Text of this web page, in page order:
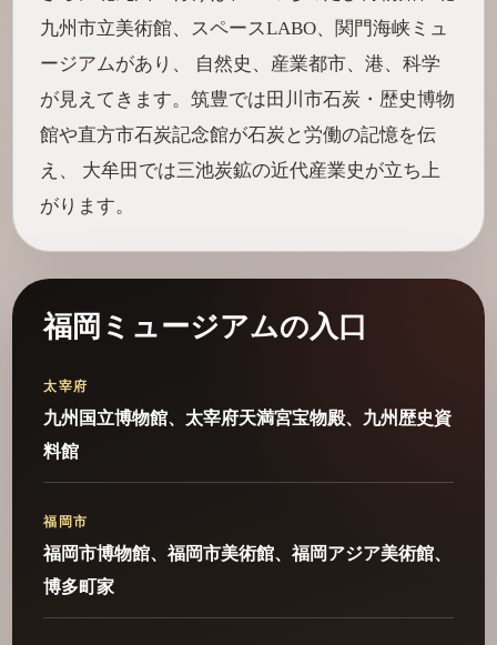
九州市立美術館、スペースLABO、関門海峡ミュ
ージアムがあり、 自然史、産業都市、港、科学
が見えてきます。筑豊では田川市石炭・歴史博物
館や直方市石炭記念館が石炭と労働の記憶を伝
え、 大牟田では三池炭鉱の近代産業史が立ち上
がります。
福岡ミュージアムの入口
太宰府
九州国立博物館、太宰府天満宮宝物殿、九州歴史資
料館
福岡市
福岡市博物館、福岡市美術館、福岡アジア美術館、
博多町家